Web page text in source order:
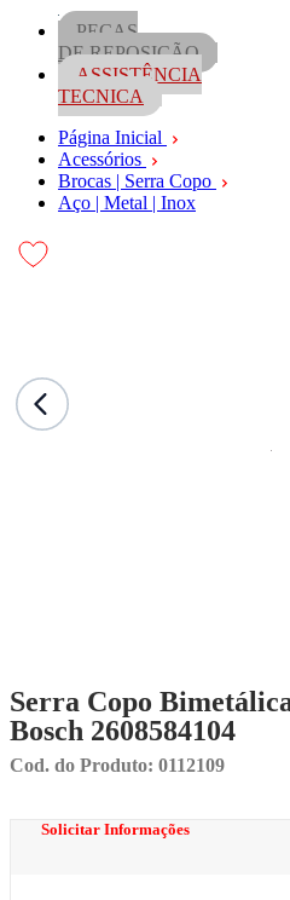
PEÇAS
DE REPOSIÇÃO
ASSISTÊNCIA
TECNICA
Página Inicial
Acessórios
Brocas | Serra Copo
Aço | Metal | Inox
Serra Copo
Bosch 2608584104
Cod. do Produto: 0112109
Solicitar Informações